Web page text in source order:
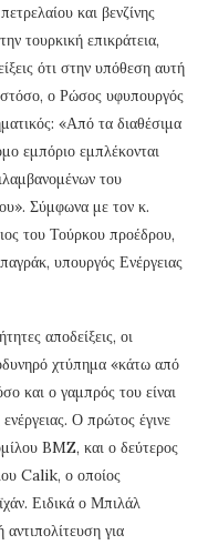
και βενζίνης
τουρκική επικράτεια,
ότι στην υπόθεση αυτή
ο Ρώσος υφυπουργός
«Από τα διαθέσιμα
εμπόριο εμπλέκονται
του
Σύμφωνα με τον κ.
του Τούρκου προέδρου,
υπουργός Ενέργειας
αποδείξεις, οι
χτύπημα «κάτω από
και ο γαμπρός του είναι
Ο πρώτος έγινε
BMZ, και ο δεύτερος
Calik, ο οποίος
Ειδικά ο Μπιλάλ
για